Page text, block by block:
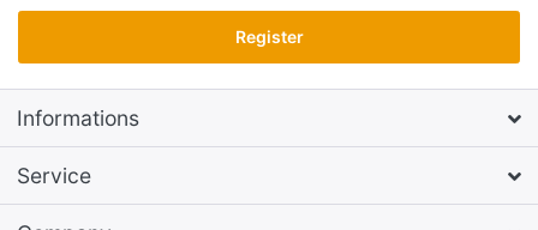
Register
Informations
Service